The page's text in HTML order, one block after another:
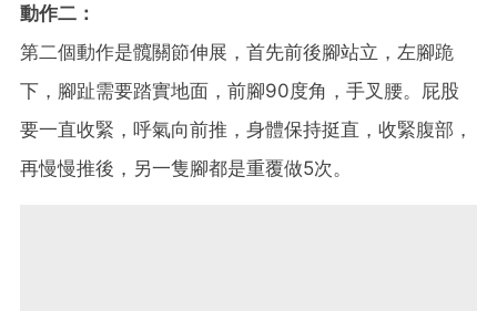
動作二：
第二個動作是髖關節伸展，首先前後腳站立，左腳跪
下，腳趾需要踏實地面，前腳90度角，手叉腰。屁股
要一直收緊，呼氣向前推，身體保持挺直，收緊腹部，
再慢慢推後，另一隻腳都是重覆做5次。